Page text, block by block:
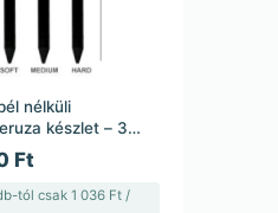
nélküli
készlet – 3
(Soft, Medium,
Ft
tól csak 1 036 Ft /